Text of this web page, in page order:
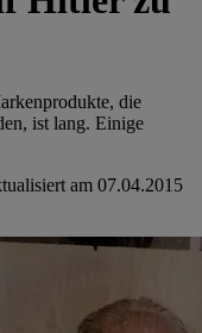
die
ist lang. Einige
am 07.04.2015